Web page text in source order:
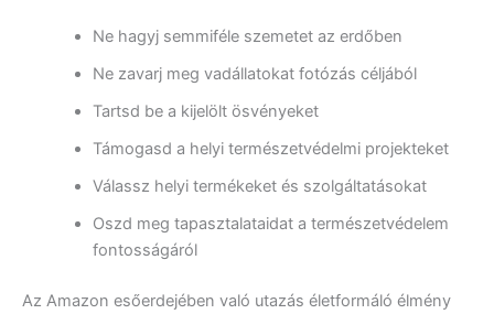
Ne hagyj semmiféle szemetet az erdőben
Ne zavarj meg vadállatokat fotózás céljából
Tartsd be a kijelölt ösvényeket
Támogasd a helyi természetvédelmi projekteket
Válassz helyi termékeket és szolgáltatásokat
Oszd meg tapasztalataidat a természetvédelem
fontosságáról
Az Amazon esőerdejében való utazás életformáló élmény